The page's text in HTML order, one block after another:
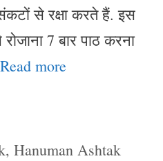
से रक्षा करते हैं. इस
7 बार पाठ करना
Read more
,Hanuman Ashtak